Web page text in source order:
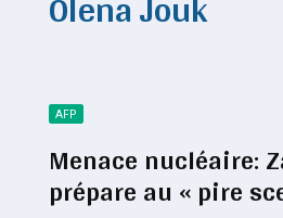
AFP
Menace nucléaire:
prépare au « pire